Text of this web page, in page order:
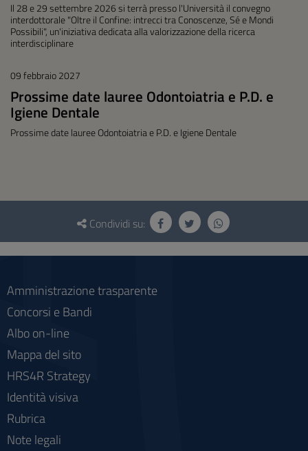
Il 28 e 29 settembre 2026 si terrà presso l'Università il convegno
interdottorale "Oltre il Confine: intrecci tra Conoscenze, Sé e Mondi
Possibili", un'iniziativa dedicata alla valorizzazione della ricerca
interdisciplinare
09 febbraio 2027
Prossime date lauree Odontoiatria e P.D. e
Igiene Dentale
Prossime date lauree Odontoiatria e P.D. e Igiene Dentale
Questionario
social
Condividi su:
Amministrazione trasparente
Concorsi e Bandi
Albo on-line
Mappa del sito
HRS4R Strategy
Identità visiva
Rubrica
Note legali